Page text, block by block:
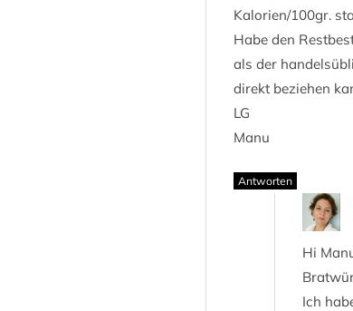
Kalorien/100gr.
Habe den
als der
direkt beziehen
LG
Manu
Antworten
Hi
Ich